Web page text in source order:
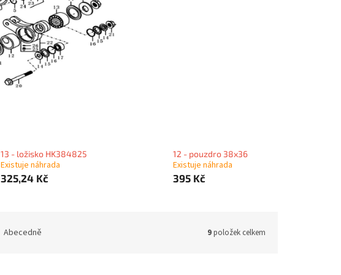
13 - ložisko HK384825
Existuje náhrada
325,24 Kč
12 - pouzdro 38x36
Existuje náhrada
395 Kč
Abecedně 9položek celkem